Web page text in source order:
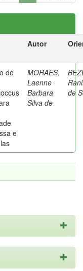
Autor
do
e
MORAES,
Laenne
Barbara
Silva de
de